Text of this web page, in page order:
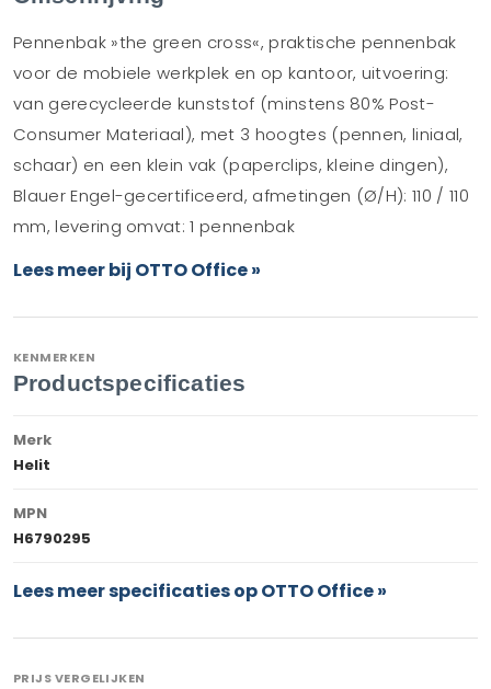
Pennenbak »the green cross«, praktische pennenbak
voor de mobiele werkplek en op kantoor, uitvoering:
van gerecycleerde kunststof (minstens 80% Post-
Consumer Materiaal), met 3 hoogtes (pennen, liniaal,
schaar) en een klein vak (paperclips, kleine dingen),
Blauer Engel-gecertificeerd, afmetingen (Ø/H): 110 / 110
mm, levering omvat: 1 pennenbak
Lees meer bij OTTO Office »
KENMERKEN
Productspecificaties
Merk
Helit
MPN
H6790295
Lees meer specificaties op OTTO Office »
PRIJS VERGELIJKEN